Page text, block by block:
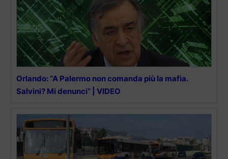
Orlando: “A Palermo non comanda più la mafia.
Salvini? Mi denunci” | VIDEO